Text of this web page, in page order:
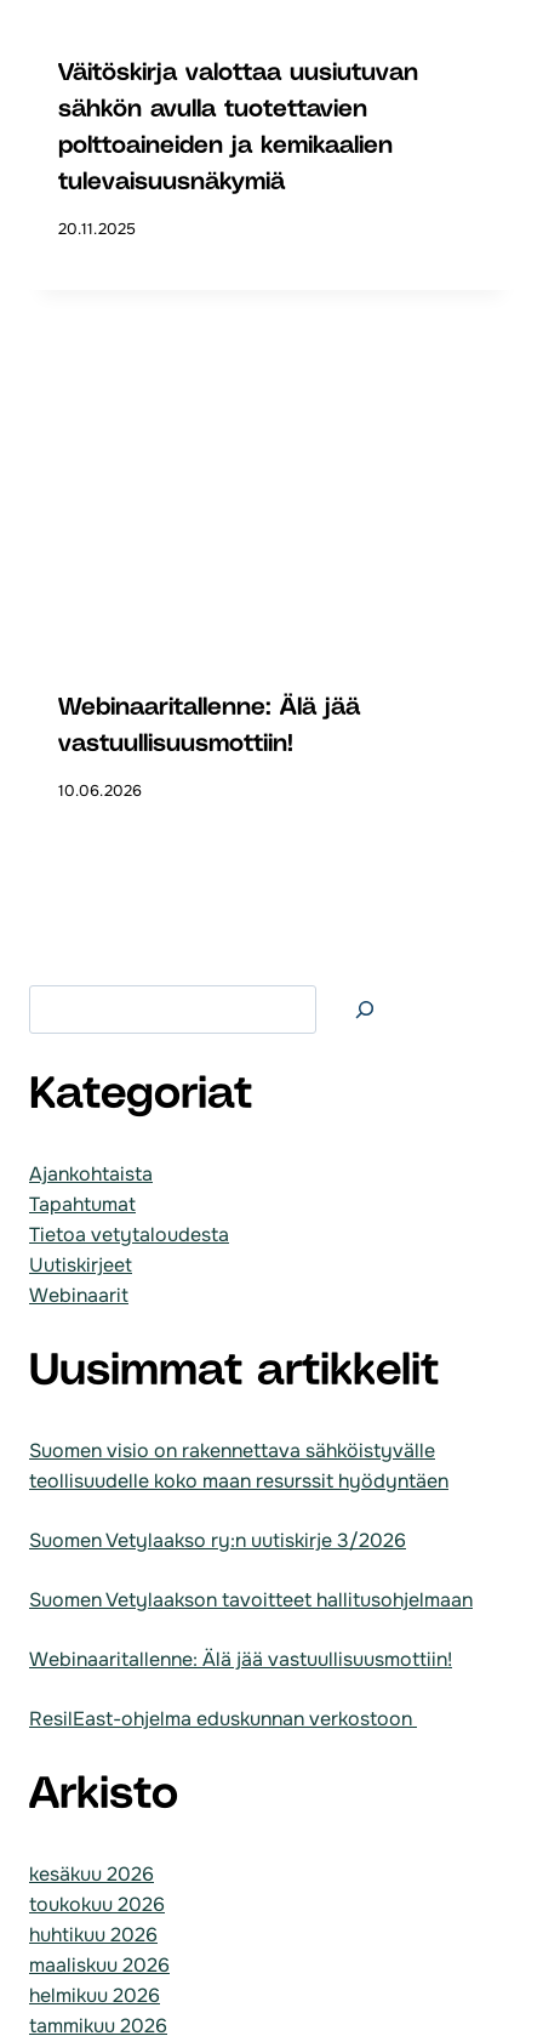
Väitöskirja valottaa uusiutuvan
sähkön avulla tuotettavien
polttoaineiden ja kemikaalien
tulevaisuusnäkymiä
20.11.2025
Webinaaritallenne: Älä jää
vastuullisuusmottiin!
10.06.2026
Kategoriat
Ajankohtaista
Tapahtumat
Tietoa vetytaloudesta
Uutiskirjeet
Webinaarit
Uusimmat artikkelit
Suomen visio on rakennettava sähköistyvälle
teollisuudelle koko maan resurssit hyödyntäen
Suomen Vetylaakso ry:n uutiskirje 3/2026
Suomen Vetylaakson tavoitteet hallitusohjelmaan
Webinaaritallenne: Älä jää vastuullisuusmottiin!
ResilEast-ohjelma eduskunnan verkostoon
Arkisto
kesäkuu 2026
toukokuu 2026
huhtikuu 2026
maaliskuu 2026
helmikuu 2026
tammikuu 2026